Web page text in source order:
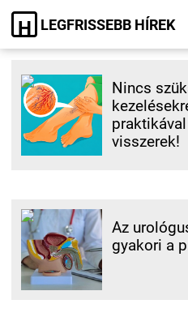
H LEGFRISSEBB HÍREK
Nincs
visszerek!
Az
gyakori a